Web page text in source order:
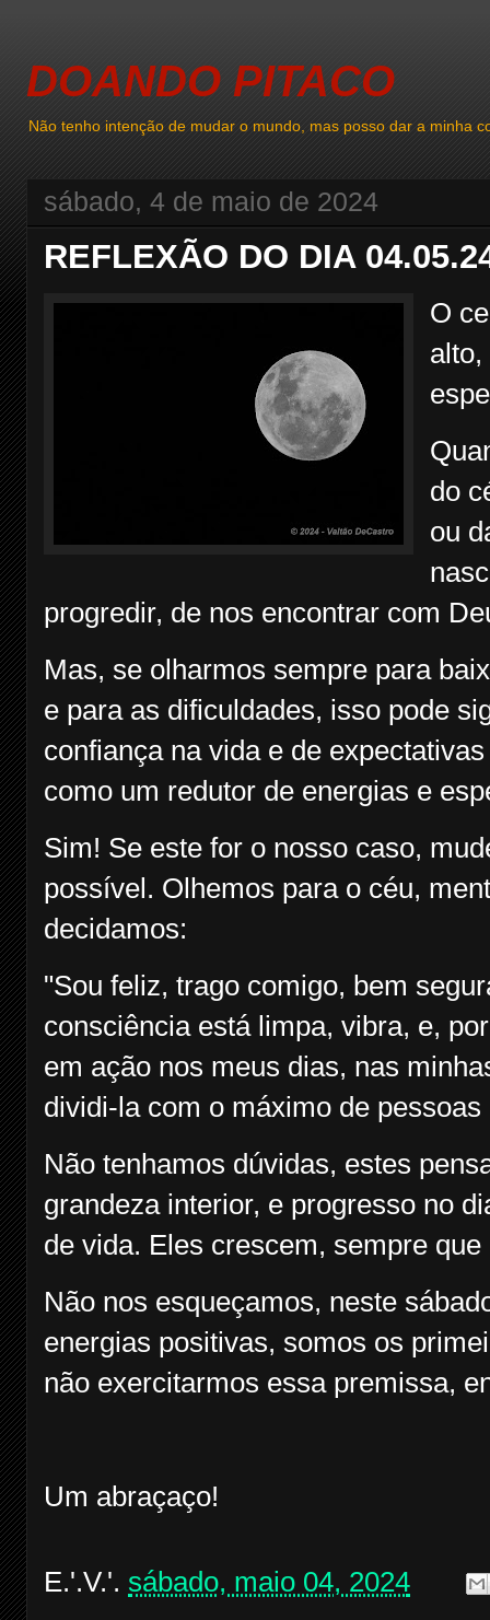
DOANDO PITACO
Não tenho intenção de mudar o mundo, mas posso dar a minha
sábado, 4 de maio de 2024
REFLEXÃO DO DIA
O
do
ou
progredir, de nos encontrar com
Mas, se olharmos sempre para
e para as dificuldades, isso pode
confiança na vida e de
como um redutor de energias e
Sim! Se este for o nosso caso,
possível. Olhemos para o céu,
decidamos:
"Sou feliz, trago comigo, bem
consciência está limpa, vibra, e,
em ação nos meus dias, nas
dividi-la com o máximo de
Não tenhamos dúvidas, estes
grandeza interior, e progresso no
de vida. Eles crescem, sempre
Não nos esqueçamos, neste
energias positivas, somos os
não exercitarmos essa premissa,
Um abraçaço!
E.'.V.'. sábado, maio 04, 2024